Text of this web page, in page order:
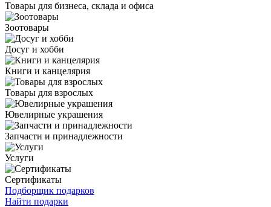
Товары для бизнеса, склада и офиса
Зоотовары
Досуг и хобби
Книги и канцелярия
Товары для взрослых
Ювелирные украшения
Запчасти и принадлежности
Услуги
Сертификаты
Подборщик подарков
Найти подарки